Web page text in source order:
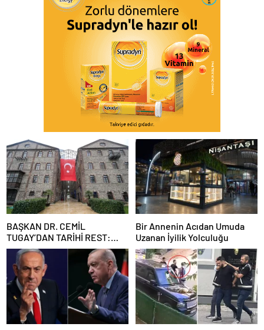
BAŞKAN DR. CEMİL
TUGAY’DAN TARİHİ REST:
“İZMİR’İN MALINA
ÇÖKTÜRMEM, HALKIN
HAKKINI KİMSEYE
YEDİRMEM!”
Bir Annenin Acıdan Umuda
Uzanan İyilik Yolculuğu